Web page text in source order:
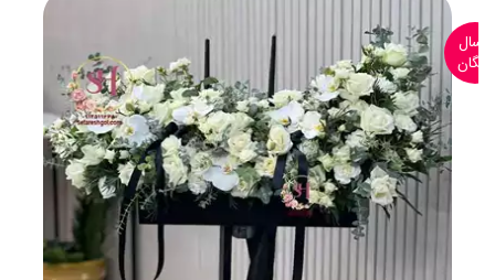
ارسال
رایگان